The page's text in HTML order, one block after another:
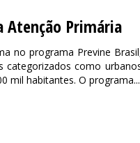
Atenção Primária
no programa Previne
categorizados como
mil habitantes. O programa...